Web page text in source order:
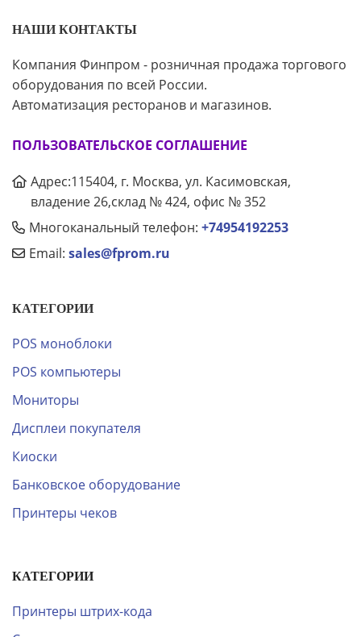
НАШИ КОНТАКТЫ
Компания Финпром - розничная продажа торгового
оборудования по всей России.
Автоматизация ресторанов и магазинов.
ПОЛЬЗОВАТЕЛЬСКОЕ СОГЛАШЕНИЕ
Адрес:115404, г. Москва, ул. Касимовская,
владение 26,склад № 424, офис № 352
Многоканальный телефон: +74954192253
Email: sales@fprom.ru
КАТЕГОРИИ
POS моноблоки
POS компьютеры
Мониторы
Дисплеи покупателя
Киоски
Банковское оборудование
Принтеры чеков
КАТЕГОРИИ
Принтеры штрих-кода